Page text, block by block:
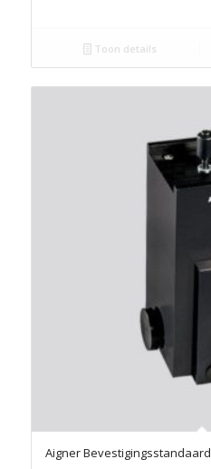
Toon details
Aigner Bevestigingsstandaard